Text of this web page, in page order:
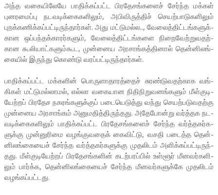
அந்த வகை­யி­லேயே பாதிக்­கப்­பட்ட பிர­தே­சங்­களைச் சேர்ந்த மக்கள்
புன­ர­மைப்பு நட­வ­டிக்­கை­க­ளிலும், அபி­வி­ருத்திச் செயற்­பா­டு­க­ளிலும்
புறக்­க­ணிக்­கப்­பட்­டி­ருந்­தார்கள். அது மட்­டு­மல்ல.., வேலைத்­திட்­டங்­க­ளுக்­
கான ஒப்­பந்­தக்­காரர்­களும், வேலைத்­திட்­டங்­களை நிறை­வேற்­று­வ­தற்­
கான கூலி­யாட்­க­ளும்­கூட, முன்­னைய அர­சாங்­கத்­தினால் தென்­னி­லங்­
கையில் இருந்து கொண்டு வரப்­பட்­டி­ருந்­தார்கள்.
பாதிக்­கப்­பட்ட மக்­களின் பொரு­ளா­தா­ரத்தைச் சுரண்­டு­வ­தற்­காக வங்­
கிகள் மட்­டு­மல்­லாமல், எல்லா வகை­யான நிதி­நி­று­வ­னங்­களும் மீள்­கு­டி­
யேற்றப் பிர­தேச நக­ரங்­க­ளுக்குப் படை­யெ­டுத்து வந்து செயற்­ப­டு­வ­தற்கு
முன்­னைய அர­சாங்கம் அனு­ம­தித்­தி­ருந்­தது. அதே­போன்று வர்த்­தக நட­
வ­டிக்­கை­க­ளிலும் பாதிக்­கப்­பட்ட பிர­தே­சங்­களைச் சேர்ந்த வர்த்­த­கர்­க­
ளுக்கு முன்­னு­ரிமை வழங்­கு­வதைக் கைவிட்டு, வசதி படைத்த தென்­
னி­லங்­கையைச் சேர்ந்த வர்த்­த­கர்­க­ளுக்கு முத­லிடம் அளிக்­கப்­பட்­டி­ருந்­
தது. மீள்­கு­டி­யேற்றப் பிர­தே­சங்­களின் கடற்­ப­ரப்பில் உள்ளூர் மீன­வர்­க­ளி­
லும் ­பார்க்க, தென்­னி­லங்­கையைச் சேர்ந்த மீன­வர்­க­ளுக்கே முத­லிடம்
வழங்­கப்­பட்­டது.